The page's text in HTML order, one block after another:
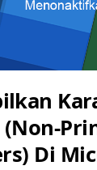
(Non-
Di